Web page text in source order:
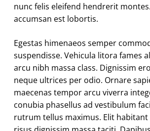
nunc felis eleifend hendrerit
accumsan est lobortis.
Egestas himenaeos semper
suspendisse. Vehicula litora fames
arcu nibh massa class. Dignissim
neque ultrices per odio. Ornare
maecenas tempor arcu viverra
conubia phasellus ad vestibulum
rutrum tellus maximus. Elit